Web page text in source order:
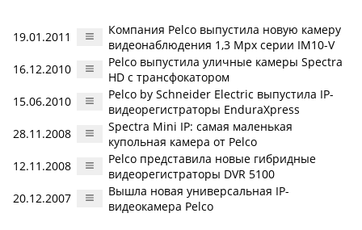
19.01.2011
Компания Pelco выпустила новую камеру
видеонаблюдения 1,3 Mpx серии IM10-V
16.12.2010
Pelco выпустила уличные камеры Spectra
HD с трансфокатором
15.06.2010
Pelco by Schneider Electric выпустила IP-
видеорегистраторы EnduraXpress
28.11.2008
Spectra Mini IP: самая маленькая
купольная камера от Pelco
12.11.2008
Pelco представила новые гибридные
видеорегистраторы DVR 5100
20.12.2007
Вышла новая универсальная IP-
видеокамера Pelco